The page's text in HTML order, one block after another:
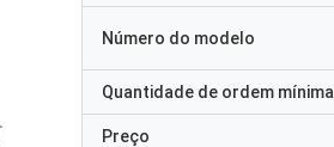
Número do modelo
Quantidade de ordem mínima
Preço